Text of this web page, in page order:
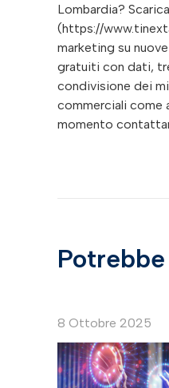
Lombardia?
(https://
marketing su
gratuiti con dati,
condivisione dei
commerciali come
momento
8 Ottobre 2025